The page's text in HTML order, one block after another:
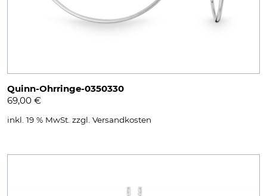
Quinn-Ohrringe-0350330
69,00 €
inkl. 19 % MwSt. zzgl. Versandkosten